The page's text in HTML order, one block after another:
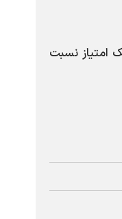
نشان می‌دهد و هریس با ۴۹ درصد در مقابل ترامپ ۴۸، تنها یک امتیاز نسبت